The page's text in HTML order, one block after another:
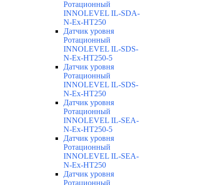
Ротационный
INNOLEVEL IL-SDA-
N-Ex-HT250
Датчик уровня
Ротационный
INNOLEVEL IL-SDS-
N-Ex-HT250-5
Датчик уровня
Ротационный
INNOLEVEL IL-SDS-
N-Ex-HT250
Датчик уровня
Ротационный
INNOLEVEL IL-SEA-
N-Ex-HT250-5
Датчик уровня
Ротационный
INNOLEVEL IL-SEA-
N-Ex-HT250
Датчик уровня
Ротационный